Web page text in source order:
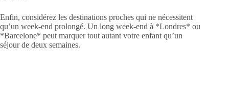
Enfin, considérez les destinations proches qui ne nécessitent
qu’un week-end prolongé. Un long week-end à *Londres* ou
*Barcelone* peut marquer tout autant votre enfant qu’un
séjour de deux semaines.